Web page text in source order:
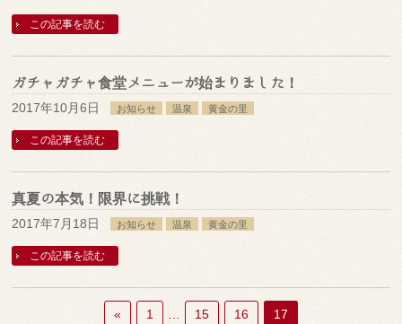
この記事を読む
ガチャガチャ食堂メニューが始まりました！
2017年10月6日
お知らせ 温泉 黄金の里
この記事を読む
真夏の本気！限界に挑戦！
2017年7月18日
お知らせ 温泉 黄金の里
この記事を読む
« 1 15 16 17